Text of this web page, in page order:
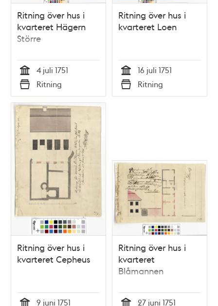
Ritning över hus i
kvarteret Hägern
Större
Tid
4 juli 1751
Typ
Ritning
Ritning över hus i
kvarteret Loen
Tid
16 juli 1751
Typ
Ritning
Ritning över hus i
kvarteret Cepheus
9 juni 1751
Ritning över hus i
kvarteret
Blåmannen
27 juni 1751